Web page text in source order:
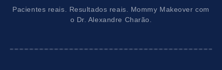
Pacientes reais. Resultados reais. Mommy Makeover com
o Dr. Alexandre Charão.